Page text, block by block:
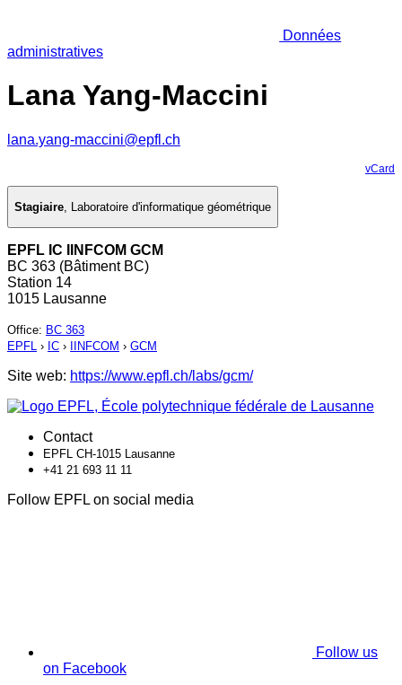
Données
administratives
Lana Yang-Maccini
lana.yang-maccini@epfl.ch
vCard
Stagiaire, Laboratoire d'informatique géométrique
EPFL IC IINFCOM GCM
BC 363 (Bâtiment BC)
Station 14
1015 Lausanne
Office: BC 363
EPFL › IC › IINFCOM › GCM
Site web: https://www.epfl.ch/labs/gcm/
Contact
EPFL CH-1015 Lausanne
+41 21 693 11 11
Follow EPFL on social media
Follow us
on Facebook